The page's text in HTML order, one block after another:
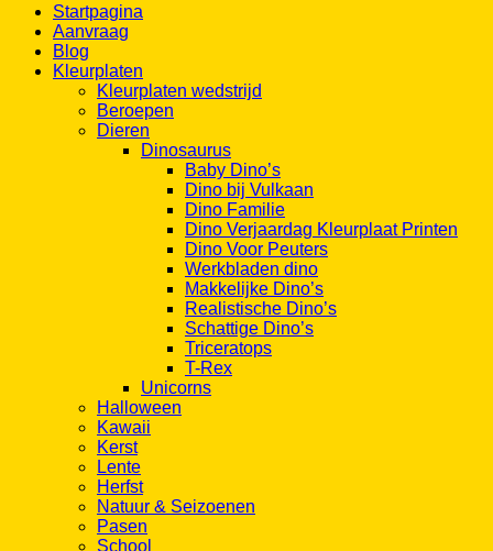
Startpagina
Aanvraag
Blog
Kleurplaten
Kleurplaten wedstrijd
Beroepen
Dieren
Dinosaurus
Baby Dino’s
Dino bij Vulkaan
Dino Familie
Dino Verjaardag Kleurplaat Printen
Dino Voor Peuters
Werkbladen dino
Makkelijke Dino’s
Realistische Dino’s
Schattige Dino’s
Triceratops
T-Rex
Unicorns
Halloween
Kawaii
Kerst
Lente
Herfst
Natuur & Seizoenen
Pasen
School